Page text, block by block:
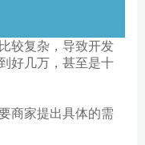
复杂，导致开发
好几万，甚至是十
家提出具体的需